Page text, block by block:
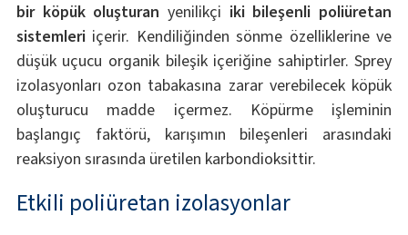
bir köpük oluşturan yenilikçi iki bileşenli poliüretan
sistemleriiçerir. Kendiliğinden sönme özelliklerine ve
düşük uçucu organik bileşik içeriğine sahiptirler. Sprey
izolasyonları ozon tabakasına zarar verebilecek köpük
oluşturucu madde içermez. Köpürme işleminin
başlangıç faktörü, karışımın bileşenleri arasındaki
reaksiyon sırasında üretilen karbondioksittir.
Etkili poliüretan izolasyonlar